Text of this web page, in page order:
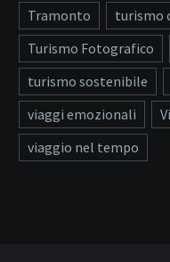
Tramonto
turismo
Turismo Fotografico
turismo sostenibile
viaggi emozionali
viaggio nel tempo